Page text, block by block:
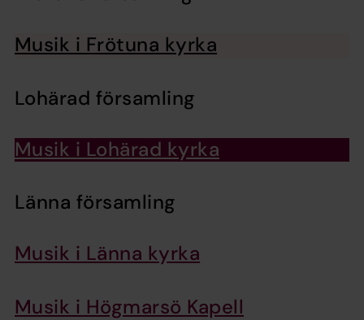
Musik i Frötuna kyrka
Lohärad församling
Musik i Lohärad kyrka
Länna församling
Musik i Länna kyrka
Musik i Högmarsö Kapell